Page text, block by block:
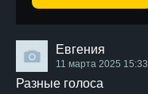
Евгения
11 марта 2025 15:33
Разные голоса